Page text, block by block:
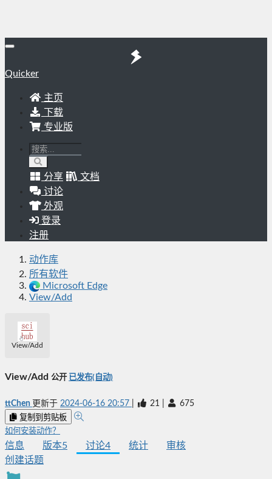
Quicker
主页
下载
专业版
分享
文档
讨论
外观
登录
注册
动作库
所有软件
Microsoft Edge
View/Add
View/Add
View/Add 公开 已发布(自动)
ttChen 更新于 2024-06-16 20:57 21 675
复制到剪贴板
如何安装动作？
信息 版本5 讨论4 统计
审核
创建话题